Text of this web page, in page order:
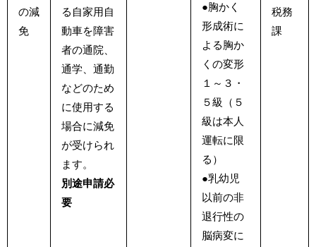
●胸かく
形成術に
よる胸か
くの変形
１～３・
５級（５
級は本人
運転に限
る）
●乳幼児
以前の非
退行性の
脳病変に
の減
免
る自家用自
動車を障害
者の通院、
通学、通勤
などのため
に使用する
場合に減免
が受けられ
ます。
別途申請必
要
税務
課